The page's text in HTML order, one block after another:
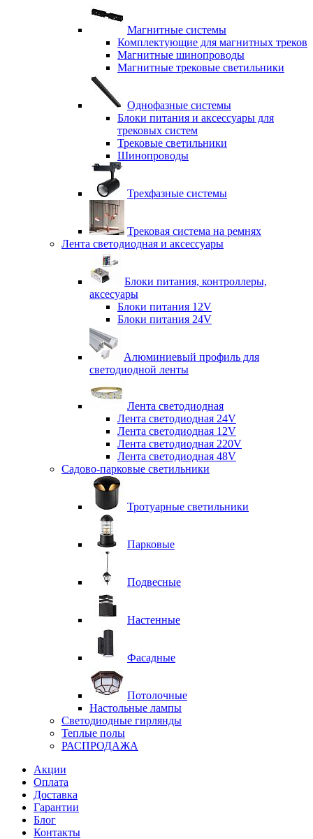
Магнитные системы
Комплектующие для магнитных треков
Магнитные шинопроводы
Магнитные трековые светильники
Однофазные системы
Блоки питания и аксессуары для
трековых систем
Трековые светильники
Шинопроводы
Трехфазные системы
Трековая система на ремнях
Лента светодиодная и аксессуары
Блоки питания, контроллеры,
аксесуары
Блоки питания 12V
Блоки питания 24V
Алюминиевый профиль для
светодиодной ленты
Лента светодиодная
Лента светодиодная 24V
Лента светодиодная 12V
Лента светодиодная 220V
Лента светодиодная 48V
Садово-парковые светильники
Тротуарные светильники
Парковые
Подвесные
Настенные
Фасадные
Потолочные
Настольные лампы
Светодиодные гирлянды
Теплые полы
РАСПРОДАЖА
Акции
Оплата
Доставка
Гарантии
Блог
Контакты